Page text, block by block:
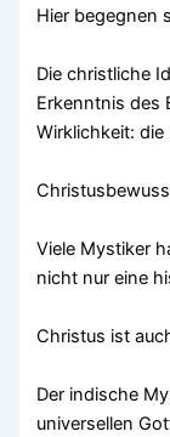
Hier begegnen
Die christliche
Erkenntnis des
Wirklichkeit: die
Viele Mystiker
nicht nur eine
Christus ist
Der indische
universellen